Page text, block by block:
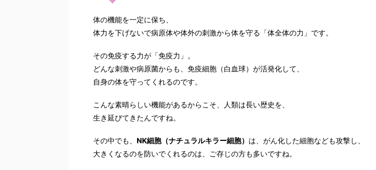
体の機能を一定に保ち、
体力を下げないで病原体や体外の刺激から体を守る「体全体の力」です。
その免疫する力が「免疫力」。
どんな刺激や病原菌からも、免疫細胞（白血球）が活発化して、
自身の体を守ってくれるのです。
こんな素晴らしい機能があるからこそ、人類は長い歴史を、
生き延びてきたんですね。
その中でも、 NK細胞（ナチュラルキラー細胞） は、がん化した細胞なども攻撃し、
大きくなるのを防いでくれるのは、ご存じの方も多いですね。